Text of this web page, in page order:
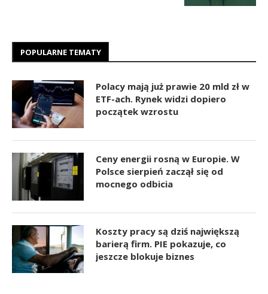
POPULARNE TEMATY
Polacy mają już prawie 20 mld zł w
ETF-ach. Rynek widzi dopiero
początek wzrostu
Ceny energii rosną w Europie. W
Polsce sierpień zaczął się od
mocnego odbicia
Koszty pracy są dziś największą
barierą firm. PIE pokazuje, co
jeszcze blokuje biznes